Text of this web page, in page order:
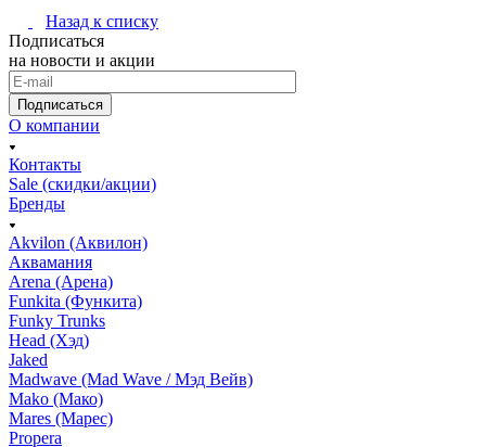
Назад к списку
Подписаться
на новости и акции
Подписаться
О компании
Контакты
Sale (скидки/акции)
Бренды
Akvilon (Аквилон)
Аквамания
Arena (Арена)
Funkita (Функита)
Funky Trunks
Head (Хэд)
Jaked
Madwave (Mad Wave / Мэд Вейв)
Mako (Мако)
Mares (Марес)
Propera